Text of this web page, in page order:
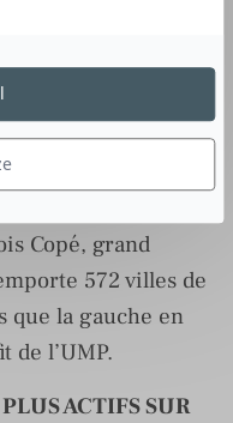
Le Pen ne
La sur
des résultats du
à voter utile.
Copé, grand
572 villes de
que la gauche en
de l’UMP.
ACTIFS SUR